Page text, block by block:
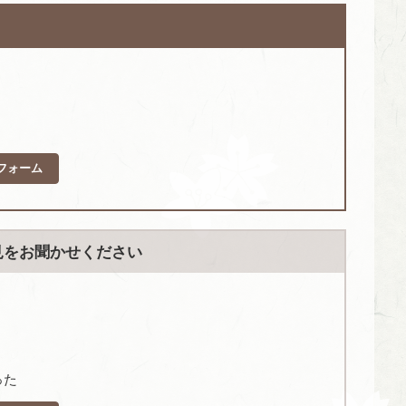
ォーム
お聞かせください